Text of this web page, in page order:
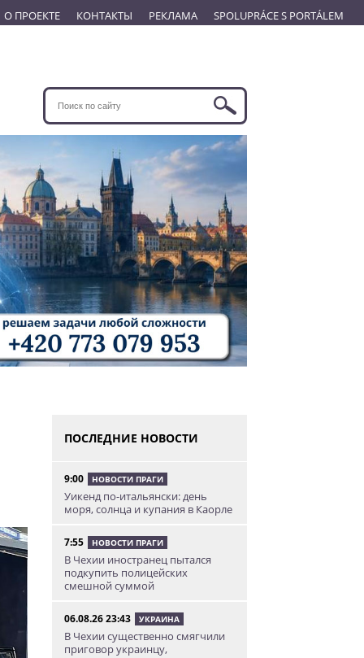
О ПРОЕКТЕ КОНТАКТЫ РЕКЛАМА SPOLUPRÁCE S PORTÁLEM
ПОСЛЕДНИЕ НОВОСТИ
9:00 НОВОСТИ ПРАГИ
Уикенд по-итальянски: день
моря, солнца и купания в Каорле
7:55 НОВОСТИ ПРАГИ
В Чехии иностранец пытался
подкупить полицейских
смешной суммой
06.08.26 23:43 УКРАИНА
В Чехии существенно смягчили
приговор украинцу,